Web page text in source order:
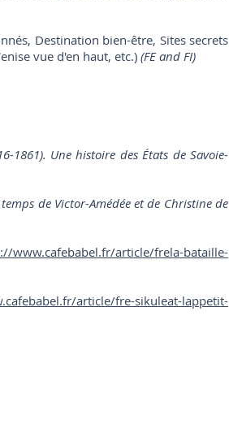
Destination bien-être, Sites secrets
vue d'en haut, etc.) (FE and FI)
1861). Une histoire des États de Savoie-
de Victor-Amédée et de Christine de
www.cafebabel.fr/article/frela-bataille-
article/fre-sikuleat-lappetit-